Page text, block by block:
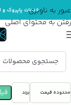
عبور به ناوبری
رفتن به محتوای اصلی
خدمات پاپروک
خانه بهداشت و
محدوده قیمت برند